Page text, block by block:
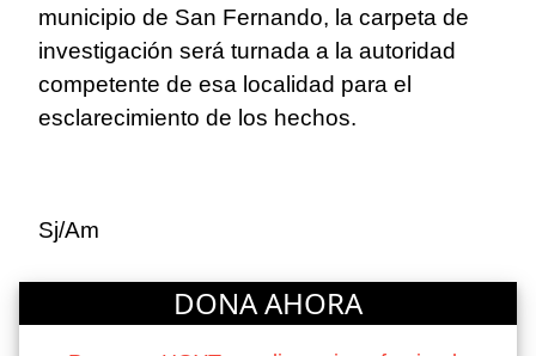
municipio de San Fernando, la carpeta de
investigación será turnada a la autoridad
competente de esa localidad para el
esclarecimiento de los hechos.
Sj/Am
DONA AHORA